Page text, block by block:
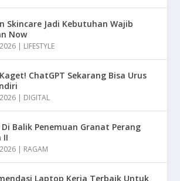
Skincare Jadi Kebutuhan Wajib
Now
| LIFESTYLE
ChatGPT Sekarang Bisa Urus
| DIGITAL
Di Balik Penemuan Granat Perang
II
| RAGAM
Laptop Kerja Terbaik Untuk